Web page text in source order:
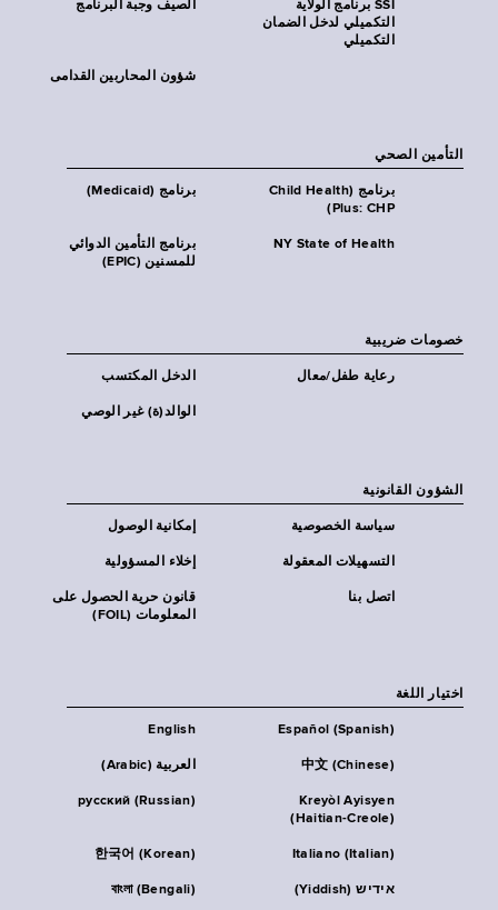
الصيف وجبة البرنامج
SSI برنامج الولاية
التكميلي لدخل الضمان
التكميلي
شؤون المحاربين القدامى
التأمين الصحي
برنامج (Medicaid)
برنامج (Child Health
Plus: CHP)
برنامج التأمين الدوائي
للمسنين (EPIC)
NY State of Health
خصومات ضريبية
الدخل المكتسب رعاية طفل/معال
الوالد(ة) غير الوصي
الشؤون القانونية
إمكانية الوصول سياسة الخصوصية
إخلاء المسؤولية التسهيلات المعقولة
قانون حرية الحصول على
المعلومات (FOIL)
اتصل بنا
اختيار اللغة
English Español (Spanish)
العربية (Arabic) 中文 (Chinese)
русский (Russian)
Kreyòl Ayisyen
(Haitian-Creole)
한국어 (Korean) Italiano (Italian)
বাংলা (Bengali) אידיש (Yiddish)